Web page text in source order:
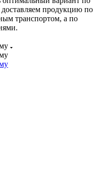
продукцию по
транспортом, а по